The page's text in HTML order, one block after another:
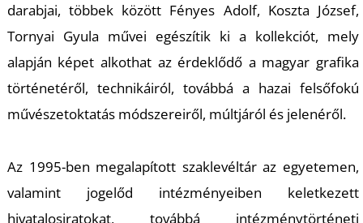
darabjai, többek között Fényes Adolf, Koszta József,
Tornyai Gyula művei egészítik ki a kollekciót, mely
alapján képet alkothat az érdeklődő a magyar grafika
történetéről, technikáiról, továbbá a hazai felsőfokú
művészetoktatás módszereiről, múltjáról és jelenéről.
Az 1995-ben megalapított szaklevéltár az egyetemen,
valamint jogelőd intézményeiben keletkezett
hivatalosiratokat, továbbá intézménytörténeti